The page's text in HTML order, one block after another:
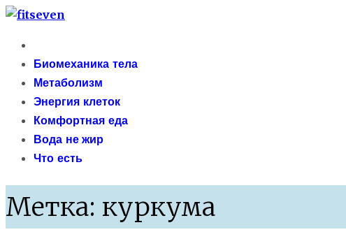
Skip
content
сайт о метаболизме и энергетической адаптации
Primary
MenuБиомеханика тела
Метаболизм
Энергия клеток
Комфортная еда
Вода не жир
Что есть
Метка: куркума